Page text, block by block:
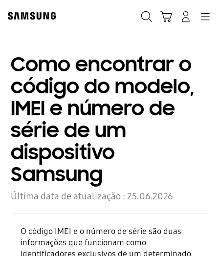
content
accessibility
Como encontrar o
código do modelo,
IMEI e número de
série de um
dispositivo
Samsung
Última data de atualização :25.06.2026
O código IMEI e o número de série são duas
informações que funcionam como
identificadores exclusivos de um determinado